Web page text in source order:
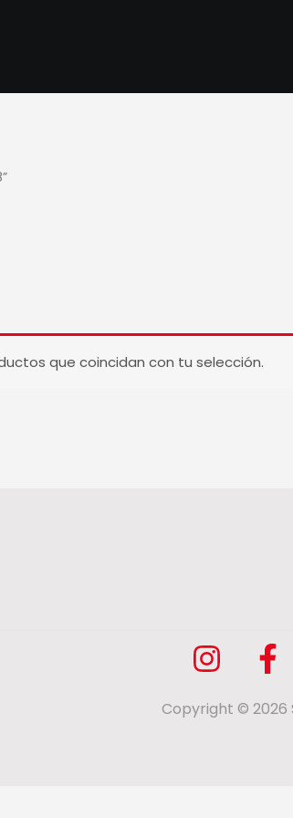
que coincidan con tu selección.
Copyright © 2026